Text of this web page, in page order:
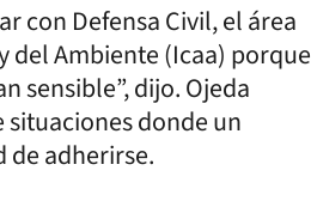
con Defensa Civil, el área
Ambiente (Icaa) porque
sensible”, dijo. Ojeda
donde un
de adherirse.